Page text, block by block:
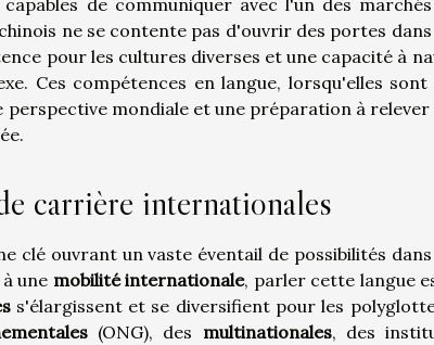
de communiquer avec l'un des
ne se contente pas d'ouvrir des portes
pour les cultures diverses et une capacité à
Ces compétences en langue, lorsqu'elles sont
mondiale et une préparation à
carrière internationales
clé ouvrant un vaste éventail de possibilités
une mobilité internationale, parler cette langue
s'élargissent et se diversifient pour les
(ONG), des multinationales, des